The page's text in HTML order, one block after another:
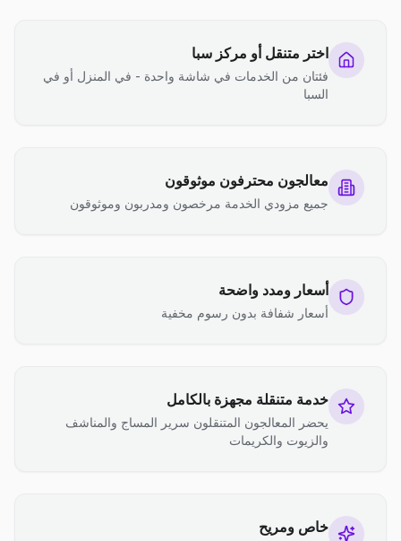
اختر متنقل أو مركز سبا
فئتان من الخدمات في شاشة واحدة - في المنزل أو في
السبا
معالجون محترفون موثوقون
جميع مزودي الخدمة مرخصون ومدربون وموثوقون
أسعار ومدد واضحة
أسعار شفافة بدون رسوم مخفية
خدمة متنقلة مجهزة بالكامل
يحضر المعالجون المتنقلون سرير المساج والمناشف
والزيوت والكريمات
خاص ومريح